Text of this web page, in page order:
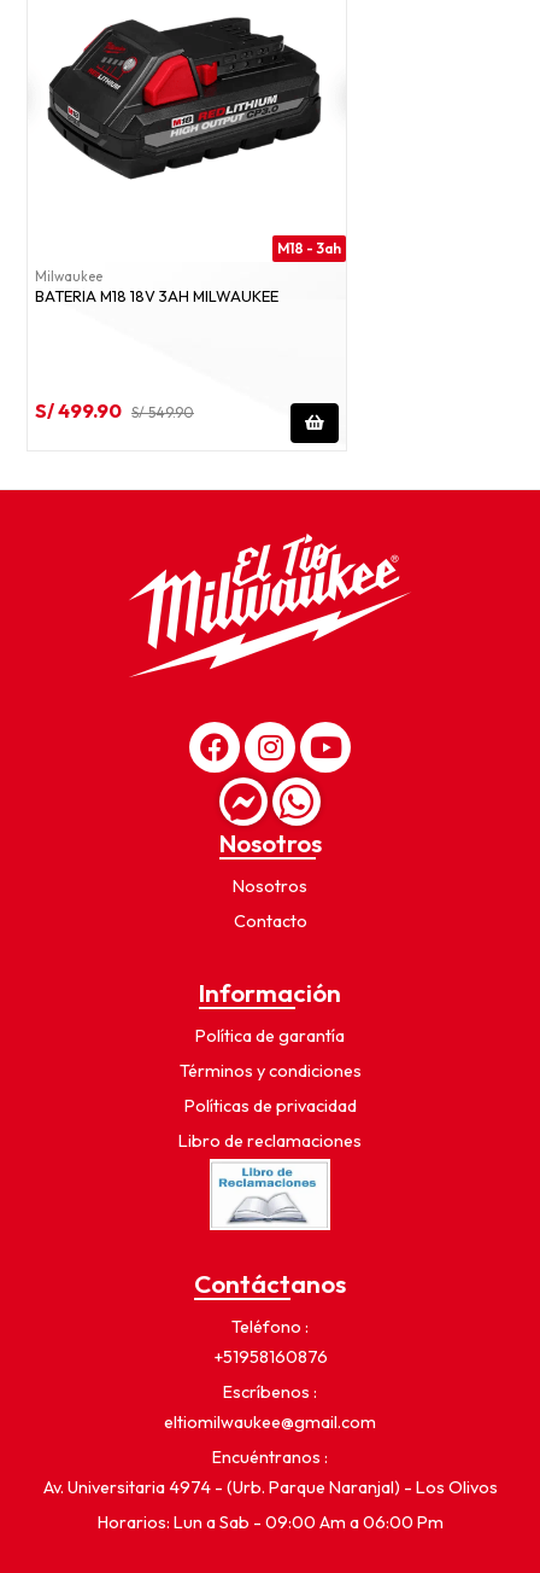
M18 - 3ah
Milwaukee
BATERIA M18 18V 3AH MILWAUKEE
S/ 499.90 S/ 549.90
Nosotros
Nosotros
Contacto
Información
Política de garantía
Términos y condiciones
Políticas de privacidad
Libro de reclamaciones
Contáctanos
Teléfono
+51958160876
Escríbenos
eltiomilwaukee@gmail.com
Encuéntranos
Av. Universitaria 4974 - (Urb. Parque Naranjal) - Los Olivos
Horarios: Lun a Sab - 09:00 Am a 06:00 Pm